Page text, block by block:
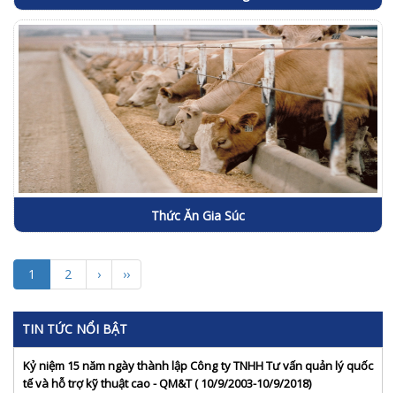
Thức Ăn Gia Súc
1 2 › ››
TIN TỨC NỔI BẬT
Kỷ niệm 15 năm ngày thành lập Công ty TNHH Tư vấn quản lý quốc
tế và hỗ trợ kỹ thuật cao - QM&T ( 10/9/2003-10/9/2018)